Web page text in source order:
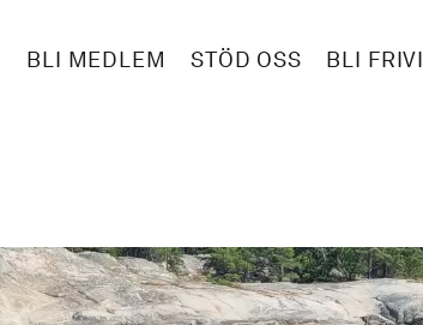
BLI MEDLEM STÖD OSS BLI